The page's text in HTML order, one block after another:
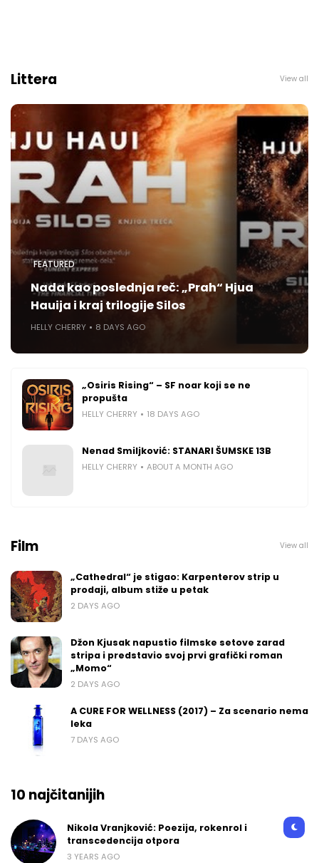
Littera View all
FEATURED
Nada kao poslednja reč: „Prah“ Hjua
Hauija i kraj trilogije Silos
HELLY CHERRY 8 DAYS AGO
„Osiris Rising“ – SF noar koji se ne
propušta
HELLY CHERRY 18 DAYS AGO
Nenad Smiljković: STANARI ŠUMSKE 13B
HELLY CHERRY ABOUT A MONTH AGO
Film View all
„Cathedral“ je stigao: Karpenterov strip u
prodaji, album stiže u petak
2 DAYS AGO
Džon Kjusak napustio filmske setove zarad
stripa i predstavio svoj prvi grafički roman
„Momo“
2 DAYS AGO
A CURE FOR WELLNESS (2017) – Za scenario nema
leka
7 DAYS AGO
10 najčitanijih
Nikola Vranjković: Poezija, rokenrol i
transcedencija otpora
3 YEARS AGO